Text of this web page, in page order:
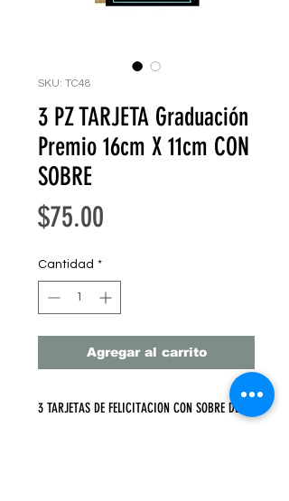
SKU: TC48
3 PZ TARJETA Graduación
Premio 16cm X 11cm CON
SOBRE
$75.00
Cantidad *
Agregar al carrito
3 TARJETAS DE FELICITACION CON SOBRE DE